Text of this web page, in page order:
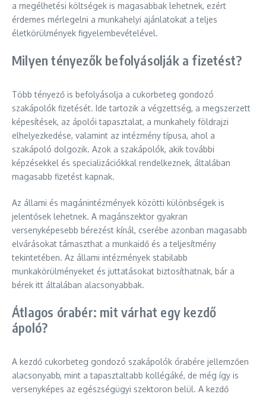
a megélhetési költségek is magasabbak lehetnek, ezért
érdemes mérlegelni a munkahelyi ajánlatokat a teljes
életkörülmények figyelembevételével.
Milyen tényezők befolyásolják a fizetést?
Több tényező is befolyásolja a cukorbeteg gondozó
szakápolók fizetését. Ide tartozik a végzettség, a megszerzett
képesítések, az ápolói tapasztalat, a munkahely földrajzi
elhelyezkedése, valamint az intézmény típusa, ahol a
szakápoló dolgozik. Azok a szakápolók, akik további
képzésekkel és specializációkkal rendelkeznek, általában
magasabb fizetést kapnak.
Az állami és magánintézmények közötti különbségek is
jelentősek lehetnek. A magánszektor gyakran
versenyképesebb bérezést kínál, cserébe azonban magasabb
elvárásokat támaszthat a munkaidő és a teljesítmény
tekintetében. Az állami intézmények stabilabb
munkakörülményeket és juttatásokat biztosíthatnak, bár a
bérek itt általában alacsonyabbak.
Átlagos órabér: mit várhat egy kezdő
ápoló?
A kezdő cukorbeteg gondozó szakápolók órabére jellemzően
alacsonyabb, mint a tapasztaltabb kollégáké, de még így is
versenyképes az egészségügyi szektoron belül. A kezdő